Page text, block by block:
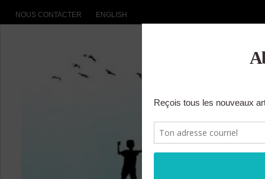
NOUS CONTACTER ENGLISH